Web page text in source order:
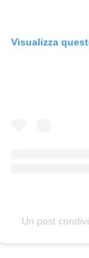
Visualizza
Un post